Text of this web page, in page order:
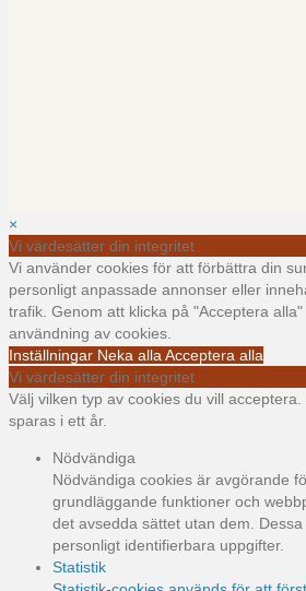
×
Vi värdesätter din integritet
Vi använder cookies för att förbättra din
personligt anpassade annonser eller
trafik. Genom att klicka på "Acceptera
användning av cookies.
Inställningar Neka alla Acceptera alla
Vi värdesätter din integritet
Välj vilken typ av cookies du vill
sparas i ett år.
Nödvändiga
Nödvändiga cookies är avgörande
grundläggande funktioner och
det avsedda sättet utan dem.
personligt identifierbara uppgifter.
Statistik